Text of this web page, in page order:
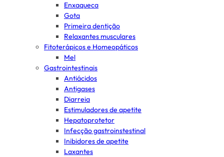
Enxaqueca
Gota
Primeira dentição
Relaxantes musculares
Fitoterápicos e Homeopáticos
Mel
Gastrointestinais
Antiácidos
Antigases
Diarreia
Estimuladores de apetite
Hepatoprotetor
Infecção gastroinstestinal
Inibidores de apetite
Laxantes